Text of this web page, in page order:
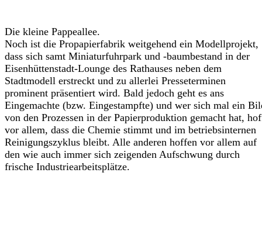
Die kleine Pappeallee.
Noch ist die Propapierfabrik weitgehend ein Modellprojekt,
dass sich samt Miniaturfuhrpark und -baumbestand in der
Eisenhüttenstadt-Lounge des Rathauses neben dem
Stadtmodell erstreckt und zu allerlei Presseterminen
prominent präsentiert wird. Bald jedoch geht es ans
Eingemachte (bzw. Eingestampfte) und wer sich mal ein
von den Prozessen in der Papierproduktion gemacht hat,
vor allem, dass die Chemie stimmt und im betriebsinternen
Reinigungszyklus bleibt. Alle anderen hoffen vor allem auf
den wie auch immer sich zeigenden Aufschwung durch
frische Industriearbeitsplätze.